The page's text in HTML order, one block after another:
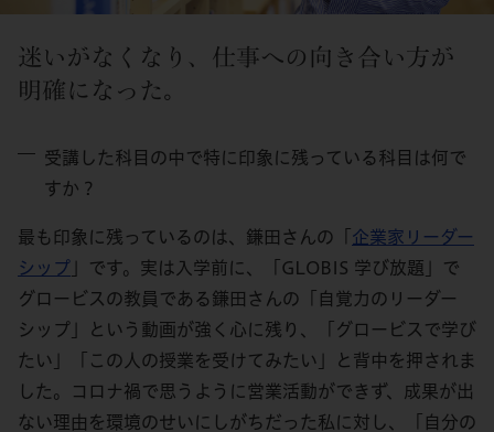
迷いがなくなり、仕事への向き合い方が
明確になった。
受講した科目の中で特に印象に残っている科目は何で
すか？
最も印象に残っているのは、鎌田さんの「 企業家リーダー
シップ 」です。実は入学前に、「GLOBIS 学び放題」で
グロービスの教員である鎌田さんの「自覚力のリーダー
シップ」という動画が強く心に残り、「グロービスで学び
たい」「この人の授業を受けてみたい」と背中を押されま
した。コロナ禍で思うように営業活動ができず、成果が出
ない理由を環境のせいにしがちだった私に対し、「自分の